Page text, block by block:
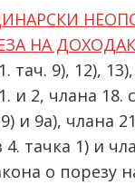
НА
тач. 9), 12),
и 2, члана 18.
и 9а), члана
4. тачка 1) и
о порезу